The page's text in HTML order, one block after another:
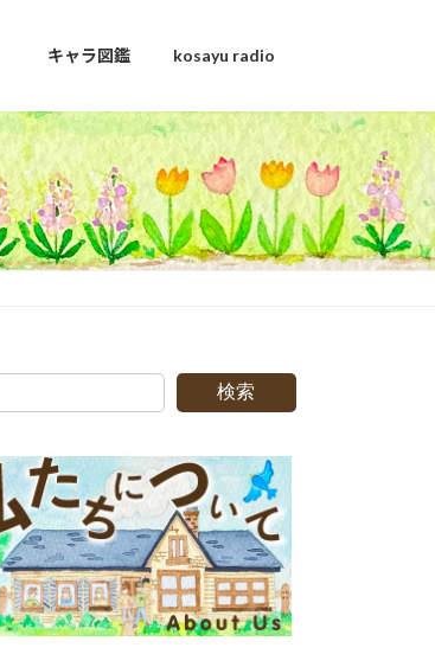
キャラ図鑑 kosayu radio
検索